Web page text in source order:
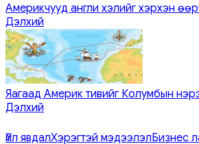
Америкчууд англи хэлийг хэрхэн
Дэлхий
Яагаад Америк тивийг Колумбын
Дэлхий
Үйл явдалХэрэгтэй мэдээлэлБизнес